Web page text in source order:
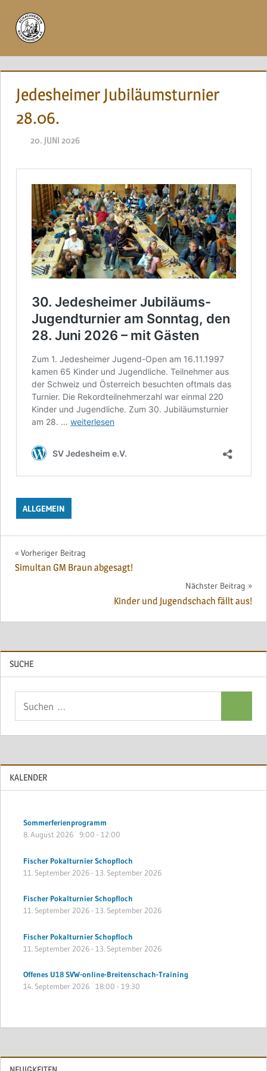
Inhalt
springen
Jedesheimer Jubiläumsturnier
28.06.
20. JUNI 2026
ALLGEMEIN
Beitragsnavigation
Vorheriger Beitrag
Simultan GM Braun abgesagt!
Nächster Beitrag
Kinder und Jugendschach fällt aus!
SUCHE
KALENDER
Sommerferienprogramm
8. August 2026 9:00 - 12:00
Fischer Pokalturnier Schopfloch
11. September 2026- 13. September 2026
Fischer Pokalturnier Schopfloch
11. September 2026- 13. September 2026
Fischer Pokalturnier Schopfloch
11. September 2026- 13. September 2026
Offenes U18 SVW-online-Breitenschach-Training
14. September 2026 18:00 - 19:30